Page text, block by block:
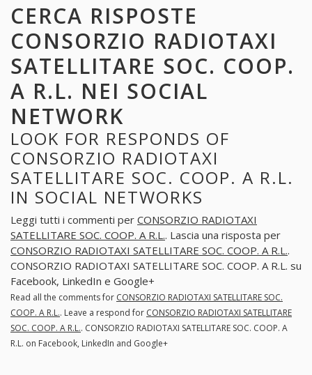
CERCA RISPOSTE
CONSORZIO RADIOTAXI
SATELLITARE SOC. COOP.
A R.L. NEI SOCIAL
NETWORK
LOOK FOR RESPONDS OF
CONSORZIO RADIOTAXI
SATELLITARE SOC. COOP. A R.L.
IN SOCIAL NETWORKS
Leggi tutti i commenti per CONSORZIO RADIOTAXI
SATELLITARE SOC. COOP. A R.L.. Lascia una risposta per
CONSORZIO RADIOTAXI SATELLITARE SOC. COOP. A R.L..
CONSORZIO RADIOTAXI SATELLITARE SOC. COOP. A R.L. su
Facebook, LinkedIn e Google+
Read all the comments for CONSORZIO RADIOTAXI SATELLITARE SOC.
COOP. A R.L.. Leave a respond for CONSORZIO RADIOTAXI SATELLITARE
SOC. COOP. A R.L.. CONSORZIO RADIOTAXI SATELLITARE SOC. COOP. A
R.L. on Facebook, LinkedIn and Google+